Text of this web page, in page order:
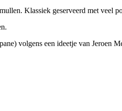
Klassiek geserveerd met veel
volgens een ideetje van Jeroen